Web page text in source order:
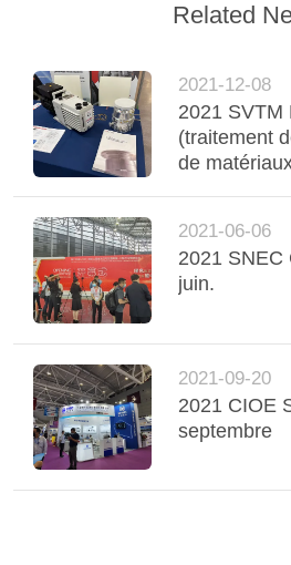
Related
2021-12-08
2021 SVTM
(traitement
de
2021-06-06
2021 SNEC
juin.
2021-09-20
2021 CIOE
septembre